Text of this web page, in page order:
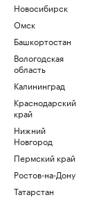
Новосибирск
Омск
Башкортостан
Вологодская
область
Калининград
Краснодарский
край
Нижний
Новгород
Пермский край
Ростов-на-Дону
Татарстан